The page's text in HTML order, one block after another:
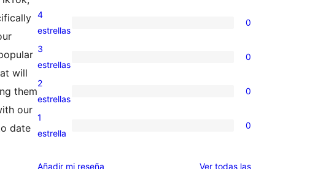
will
them
our
date
valoraciones
de
0
valoraciones
de
4
estrellas
0
0
valoraciones
de
3
estrellas
0
0
valoraciones
de
estrellas
2
estrellas
0
0
de
1
estrella
0
Añadir mi reseña Ver todas lasvaloraciones